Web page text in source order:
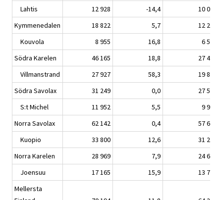
Lahtis
12 928 -14,4
10 014
Kymmenedalen
18 822 5,7
12 277
Kouvola
8 955 16,8
6 511
Södra Karelen
46 165 18,8
27 469
Villmanstrand
27 927 58,3
19 853
Södra Savolax
31 249 0,0
27 544
S:t Michel
11 952 5,5
9 982
Norra Savolax
62 142 0,4
57 648
Kuopio
33 800 12,6
31 290
Norra Karelen
28 969 7,9
24 667
Joensuu
17 165 15,9
13 708
Mellersta